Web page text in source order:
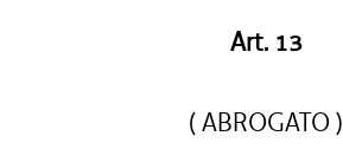
Art. 13
( ABROGATO )